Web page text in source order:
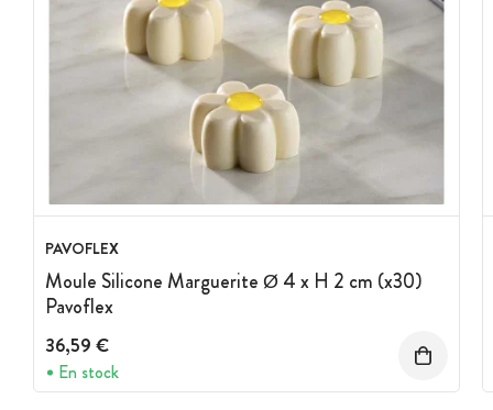
PAVOFLEX
Moule Silicone Marguerite Ø 4 x H 2 cm (x30)
Pavoflex
36,59 €
En stock